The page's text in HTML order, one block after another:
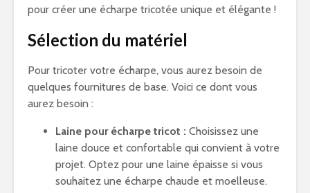
pour créer une écharpe tricotée unique et élégante !
Sélection du matériel
Pour tricoter votre écharpe, vous aurez besoin de
quelques fournitures de base. Voici ce dont vous
aurez besoin :
Laine pour écharpe tricot : Choisissez une
laine douce et confortable qui convient à votre
projet. Optez pour une laine épaisse si vous
souhaitez une écharpe chaude et moelleuse.